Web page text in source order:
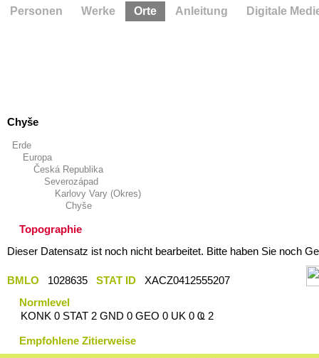
Chyše
Erde
Europa
Česká Republika
Severozápad
Karlovy Vary (Okres)
Chyše
Topographie
Dieser Datensatz ist noch nicht bearbeitet. Bitte haben Sie noch
BMLO 1028635 STAT ID
XACZ0412555207
Normlevel
KONK 0 STAT 2 GND 0 GEO 0 UK 0 Ҩ 2
Empfohlene Zitierweise
Personen Werke Orte Anleitung Digitale